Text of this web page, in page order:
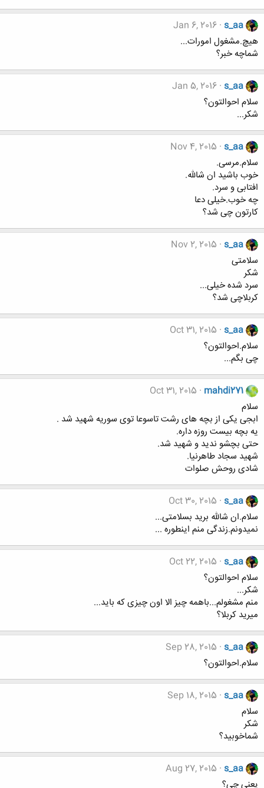
s_aa
Jan 6, 2016
هیچ.مشغول امورات...
شماچه خبر؟
s_aa
Jan 5, 2016
سلام احوالتون؟
شکر...
s_aa
Nov 4, 2015
سلام.مرسی.
خوب باشید ان شالله.
افتابی و سرد.
چه خوب.خیلی دعا
کارتون چی شد؟
s_aa
Nov 2, 2015
سلامتی
شکر
سرد شده خیلی...
کربلاچی شد؟
s_aa
Oct 31, 2015
سلام.احوالتون؟
چی بگم...
mahdi271
Oct 31, 2015
سلام
ابجی یکی از بچه های رشت تاسوعا توی سوریه شهید شد .
یه بچه بیست روزه داره.
حتی بچشو ندید و شهید شد.
شهید سجاد طاهرنیا.
شادی روحش صلوات
s_aa
Oct 30, 2015
سلام.ان شالله برید بسلامتی...
نمیدونم.زندگی منم اینطوره ...
s_aa
Oct 22, 2015
سلام احوالتون؟
شکر...
منم مشغولم...باهمه چیز الا اون چیزی که باید...
میرید کربلا؟
s_aa
Sep 28, 2015
سلام.احوالتون؟
s_aa
Sep 18, 2015
سلام
شکر
شماخوبید؟
s_aa
Aug 27, 2015
یعنی چی؟